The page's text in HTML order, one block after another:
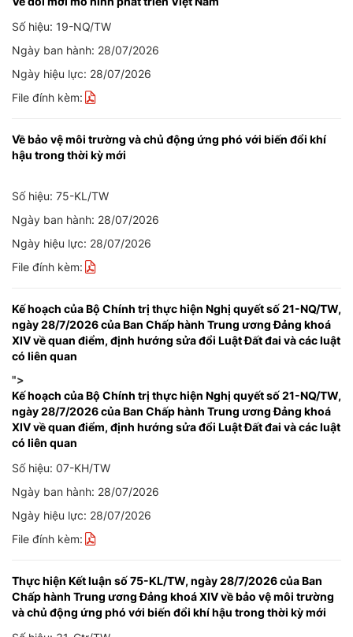
Số hiệu: 19-NQ/TW
Ngày ban hành: 28/07/2026
Ngày hiệu lực: 28/07/2026
File đính kèm:
Về bảo vệ môi trường và chủ động ứng phó với biến đổi khí
hậu trong thời kỳ mới
Số hiệu: 75-KL/TW
Ngày ban hành: 28/07/2026
Ngày hiệu lực: 28/07/2026
File đính kèm:
Kế hoạch của Bộ Chính trị thực hiện Nghị quyết số 21-NQ/TW,
ngày 28/7/2026 của Ban Chấp hành Trung ương Đảng khoá
XIV về quan điểm, định hướng sửa đổi Luật Đất đai và các luật
có liên quan
">
Kế hoạch của Bộ Chính trị thực hiện Nghị quyết số 21-NQ/TW,
ngày 28/7/2026 của Ban Chấp hành Trung ương Đảng khoá
XIV về quan điểm, định hướng sửa đổi Luật Đất đai và các luật
có liên quan
Số hiệu: 07-KH/TW
Ngày ban hành: 28/07/2026
Ngày hiệu lực: 28/07/2026
File đính kèm:
Thực hiện Kết luận số 75-KL/TW, ngày 28/7/2026 của Ban
Chấp hành Trung ương Đảng khoá XIV về bảo vệ môi trường
và chủ động ứng phó với biến đổi khí hậu trong thời kỳ mới